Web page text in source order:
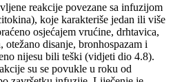
reakcije povezane sa infuzijom
koje karakteriše jedan ili više
osjećajem vrućine, drhtavica,
disanje, bronhospazam i
nijesu bili teški (vidjeti dio 4.8).
su se povukle u roku od